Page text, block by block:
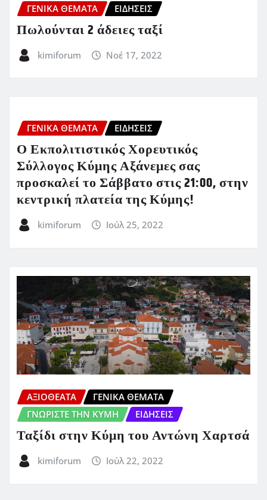
ΓΕΝΙΚΑ ΘΕΜΑΤΑ ΕΙΔΗΣΕΙΣ
Πωλούνται 2 άδειες ταξί
kimiforum Νοέ 17, 2022
ΓΕΝΙΚΑ ΘΕΜΑΤΑ ΕΙΔΗΣΕΙΣ
Ο Εκπολιτιστικός Χορευτικός
Σύλλογος Κύμης Αξάνεμες σας
προσκαλεί το Σάββατο στις 21:00, στην
κεντρική πλατεία της Κύμης!
kimiforum Ιούλ 25, 2022
ΑΞΙΟΘΕΑΤΑ
ΓΕΝΙΚΑ ΘΕΜΑΤΑ
ΓΝΩΡΙΣΤΕ ΤΗΝ ΚΥΜΗ
ΕΙΔΗΣΕΙΣ
Ταξίδι στην Κύμη του Αντώνη Χαρτσά
kimiforum Ιούλ 22, 2022